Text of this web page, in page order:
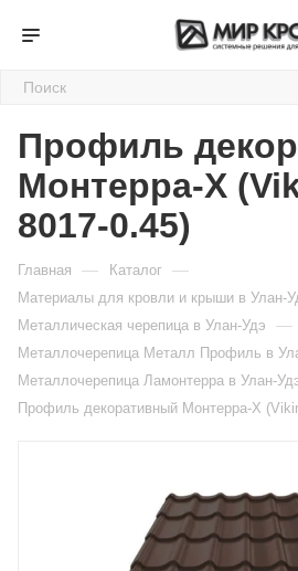
Профиль
Монтерра-X
8017-0.45)
Главная — Каталог —
Материалы для кровли и крыши в Улан-
Металлическая черепица в Улан-Удэ —
Металлочерепица Металл Профиль в
Металлочерепица Ламонтерра в Улан-
Профиль декоративный Монтерра-X